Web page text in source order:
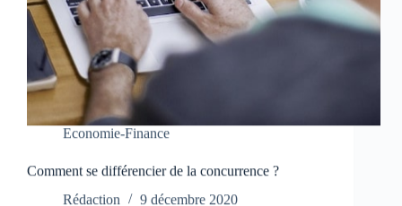
Economie-Finance
Comment se différencier de la concurrence ?
Rédaction
9 décembre 2020